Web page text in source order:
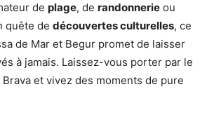
de plage, de randonnerie ou
quête de découvertes culturelles, ce
de Mar et Begur promet de laisser
à jamais. Laissez-vous porter par le
et vivez des moments de pure